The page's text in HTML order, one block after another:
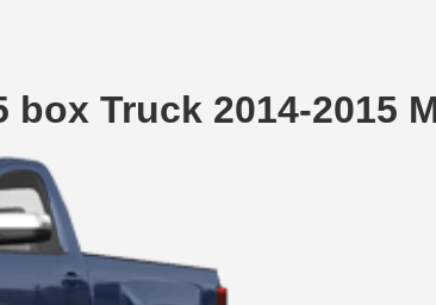
Truck 2014-2015